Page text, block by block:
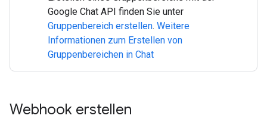
Google Chat API finden Sie unter
Gruppenbereich erstellen. Weitere
Informationen zum Erstellen von
Gruppenbereichen in Chat
Webhook erstellen